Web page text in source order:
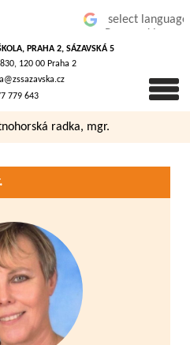
PRAHA 2, SÁZAVSKÁ 5
120 00 Praha 2
779 643
radka, mgr.